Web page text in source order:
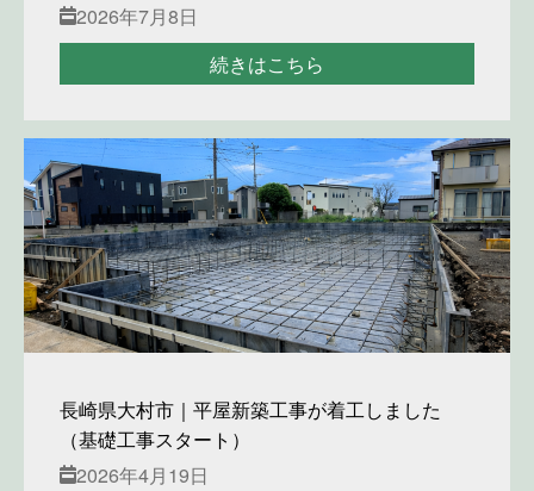
2026年7月8日
続きはこちら
長崎県大村市｜平屋新築工事が着工しました
（基礎工事スタート）
2026年4月19日